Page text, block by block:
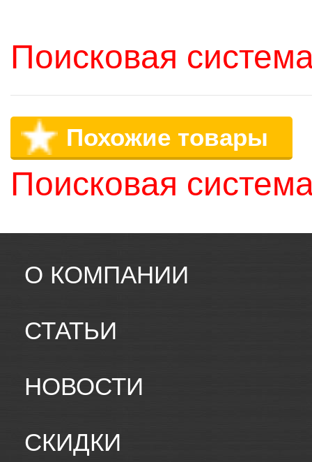
Поисковая
Похожие товары
Поисковая
О КОМПАНИИ
СТАТЬИ
НОВОСТИ
СКИДКИ